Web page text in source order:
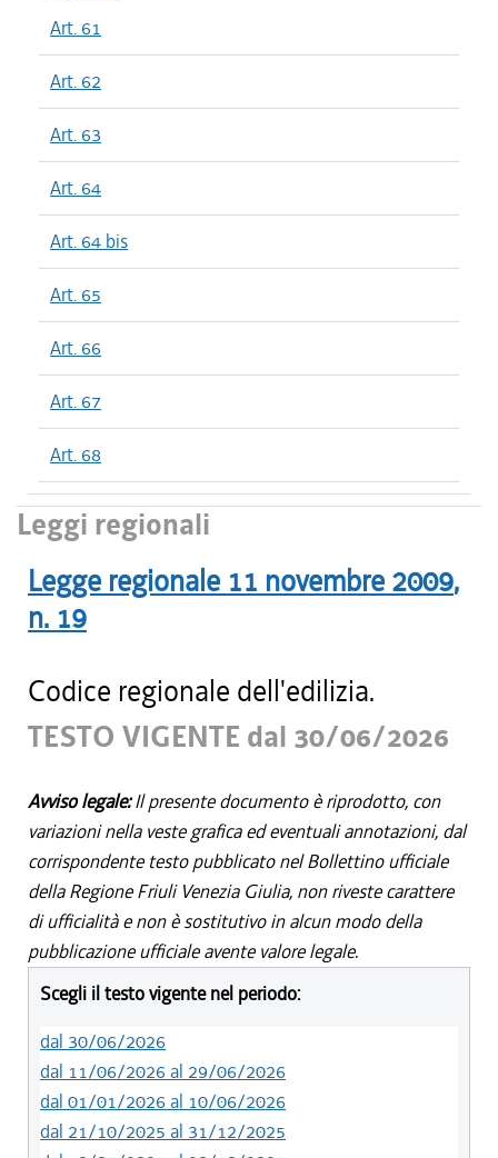
Art. 61
Art. 62
Art. 63
Art. 64
Art. 64 bis
Art. 65
Art. 66
Art. 67
Art. 68
Leggi regionali
Legge regionale 11 novembre 2009,
n. 19
Codice regionale dell'edilizia.
TESTO VIGENTE dal 30/06/2026
Avviso legale:Il presente documento è riprodotto, con
variazioni nella veste grafica ed eventuali annotazioni, dal
corrispondente testo pubblicato nel Bollettino ufficiale
della Regione Friuli Venezia Giulia, non riveste carattere
di ufficialità e non è sostitutivo in alcun modo della
pubblicazione ufficiale avente valore legale.
Scegli il testo vigente nel periodo:
dal 30/06/2026
dal 11/06/2026 al 29/06/2026
dal 01/01/2026 al 10/06/2026
dal 21/10/2025 al 31/12/2025